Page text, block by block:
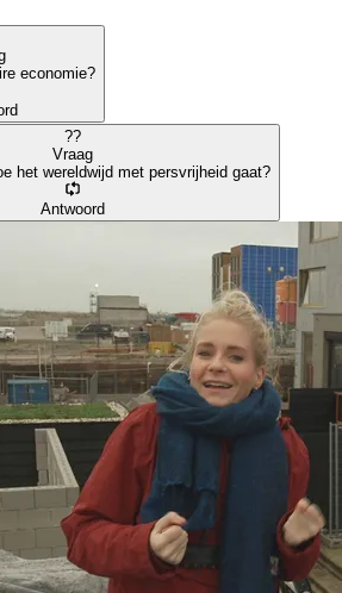
economie?
??
Vraag
het wereldwijd met persvrijheid gaat?
Antwoord